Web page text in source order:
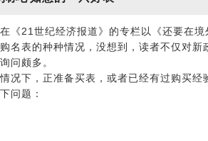
茗、谈表、闻书香。
示感谢，二是希望增加您对钟表的兴趣。
《21世纪经济报道》的专栏以《还要在
名表的种种情况，没想到，读者不仅对新
问颇多。
况下，正准备买表，或者已经有过购买
问题：
给别人看，还是自己戴？